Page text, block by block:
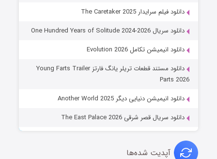
دانلود فیلم سرایدار The Caretaker 2025
دانلود سریال One Hundred Years of Solitude 2024-2026
دانلود انیمیشن تکامل Evolution 2026
دانلود مستند قطعات تریلر یانگ فارتز Young Farts Trailer
Parts 2026
دانلود انیمیشن دنیایی دیگر Another World 2025
دانلود سریال قصر شرقی The East Palace 2026
آپدیت شده‌ها